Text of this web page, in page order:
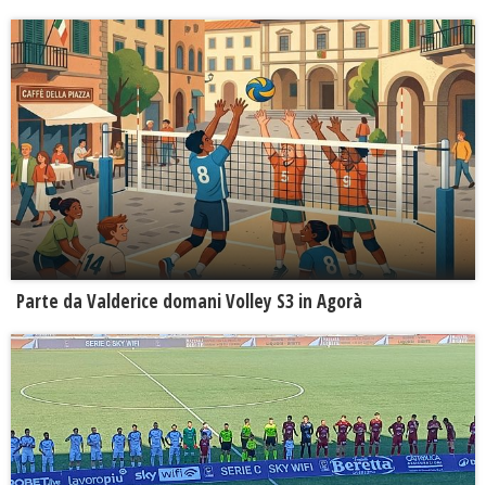
Parte da Valderice domani Volley S3 in Agorà